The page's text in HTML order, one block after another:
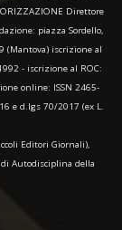
Direttore
piazza Sordello,
(Mantova) iscrizione al
- iscrizione al ROC:
online: ISSN 2465-
e d.lgs 70/2017 (ex L.
Editori Giornali),
di Autodisciplina della